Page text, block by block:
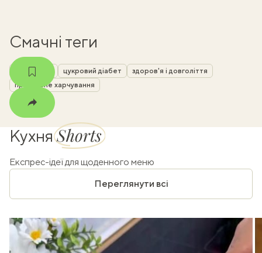
Смачні теги
Великдень цукровий діабет
здоров'я і довголіття
правильне харчування
КухняShorts
Експрес-ідеї для щоденного меню
Переглянути всі